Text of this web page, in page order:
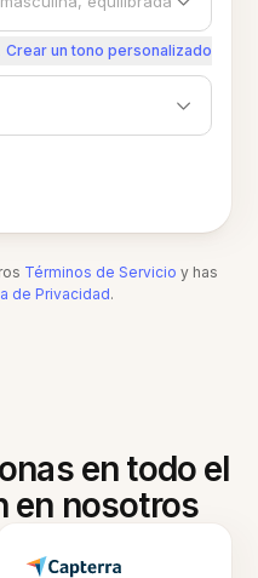
Crear un tono personalizado
Términos de Servicio y has
de Privacidad.
en todo el
en nosotros